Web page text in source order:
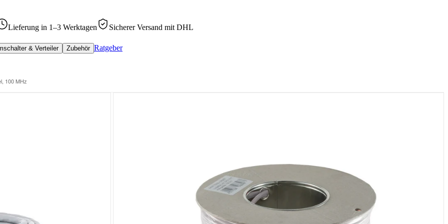
Lieferung in 1–3 Werktagen Sicherer Versand mit DHL
& Verteiler Zubehör Ratgeber
100 MHz